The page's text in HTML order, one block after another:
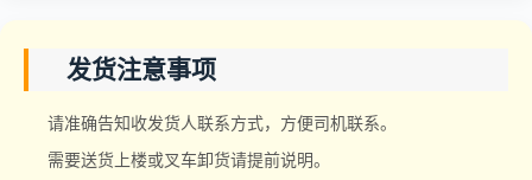
发货注意事项
请准确告知收发货人联系方式，方便司机联系。
需要送货上楼或叉车卸货请提前说明。